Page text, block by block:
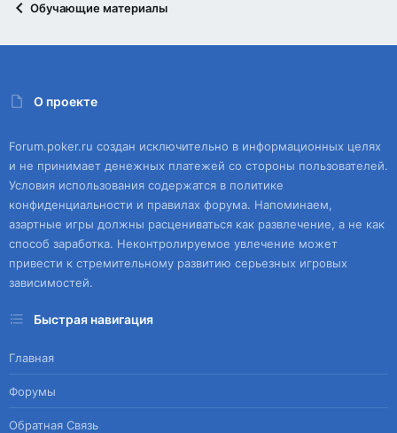
Обучающие материалы
О проекте
Forum.poker.ru создан исключительно в информационных целях
и не принимает денежных платежей со стороны пользователей.
Условия использования содержатся в политике
конфиденциальности и правилах форума. Напоминаем,
азартные игры должны расцениваться как развлечение, а не как
способ заработка. Неконтролируемое увлечение может
привести к стремительному развитию серьезных игровых
зависимостей.
Быстрая навигация
Главная
Форумы
Обратная Связь